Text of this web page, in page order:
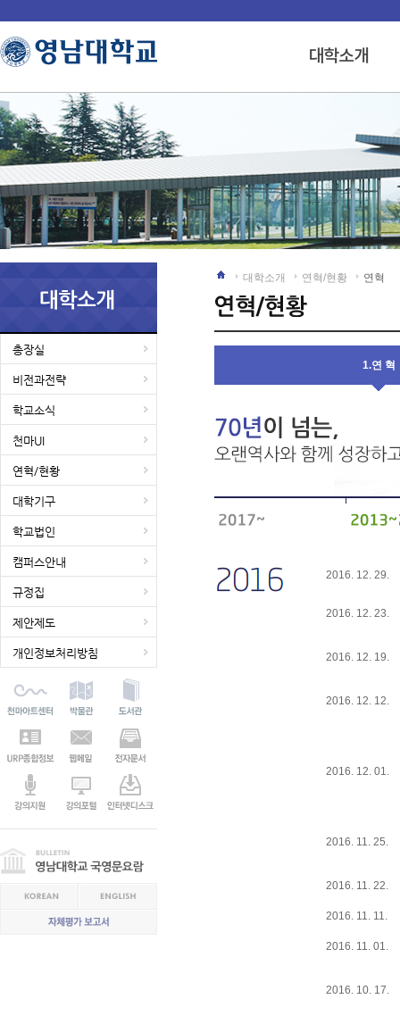
총장실
비전과전략
학교소식
천마UI
연혁/현황
대학기구
학교법인
캠퍼스안내
규정집
제안제도
개인정보처리방침
대학소개 연혁/현황 연혁
1.연 혁
2016. 12. 29.
2016. 12. 23.
2016. 12. 19.
2016. 12. 12.
2016. 12. 01.
2016. 11. 25.
2016. 11. 22.
2016. 11. 11.
2016. 11. 01.
2016. 10. 17.